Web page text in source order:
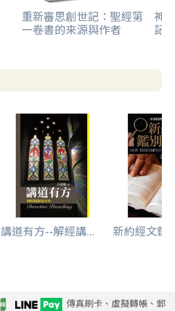
重新審思創世記：聖經第
一卷書的來源與作者
神
記
講道有方--解經講... 新約經文鑑
傳真刷卡、虛擬轉帳、郵